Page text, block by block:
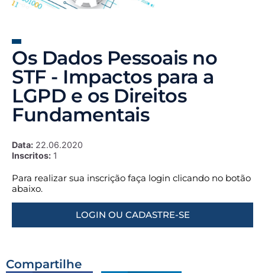
Os Dados Pessoais no
STF - Impactos para a
LGPD e os Direitos
Fundamentais
Data: 22.06.2020
Inscritos: 1
Para realizar sua inscrição faça login clicando no botão
abaixo.
LOGIN OU CADASTRE-SE
Compartilhe